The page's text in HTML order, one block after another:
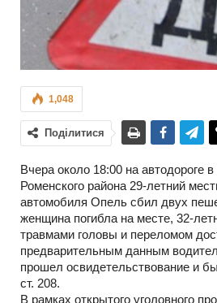
1,048
Поділитися
Вчера около 18:00 на автодороге
Роменского района 29-летний
автомобиля Опель сбил двух
женщина погибла на месте, 32-
травмами головы и переломом
предварительным данным
прошел освидетельствование и
ст. 208.
В рамках открытого уголовного